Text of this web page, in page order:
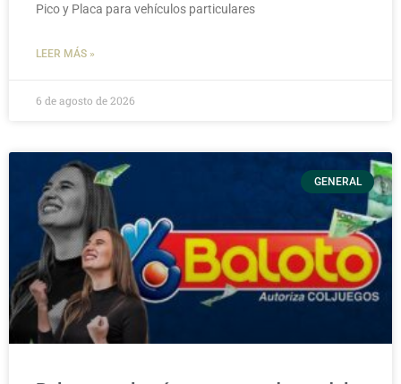
Pico y Placa para vehículos particulares
LEER MÁS »
6 de agosto de 2026
GENERAL